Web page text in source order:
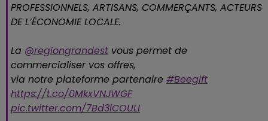
PROFESSIONNELS, ARTISANS, COMMERÇANTS, ACTEURS
DE L’ÉCONOMIE LOCALE.
La @regiongrandest vous permet de
commercialiser vos offres,
via notre plateforme partenaire #Beegift
https://t.co/0MkxVNJWGF
pic.twitter.com/7Bd3lCOULI